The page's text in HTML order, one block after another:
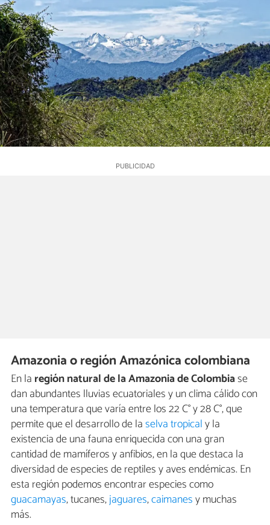
Amazonia o región Amazónica colombiana
En la región natural de la Amazonia de Colombiase
dan abundantes lluvias ecuatoriales y un clima cálido con
una temperatura que varía entre los 22 C° y 28 C°, que
permite que el desarrollo de laselva tropicaly la
existencia de una fauna enriquecida con una gran
cantidad de mamíferos y anfibios, en la que destaca la
diversidad de especies de reptiles y aves endémicas. En
esta región podemos encontrar especies como
guacamayas, tucanes,jaguares,caimanesy muchas
más.